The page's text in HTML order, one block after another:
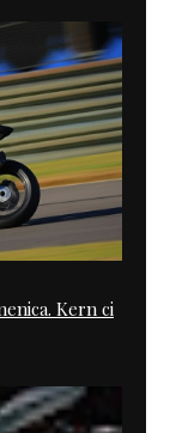
Kern ci